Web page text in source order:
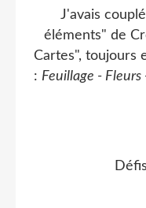
J'avais
éléments" de
Cartes", toujours
: Feuillage -